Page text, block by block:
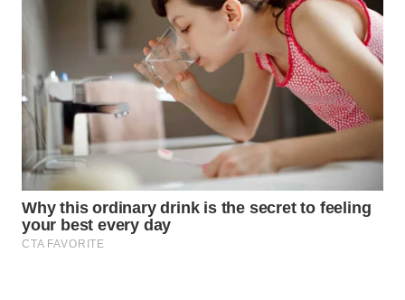
WAHANA
PERSONA
WAHANA
OTOMOTIF
WAHANA
HEALTH